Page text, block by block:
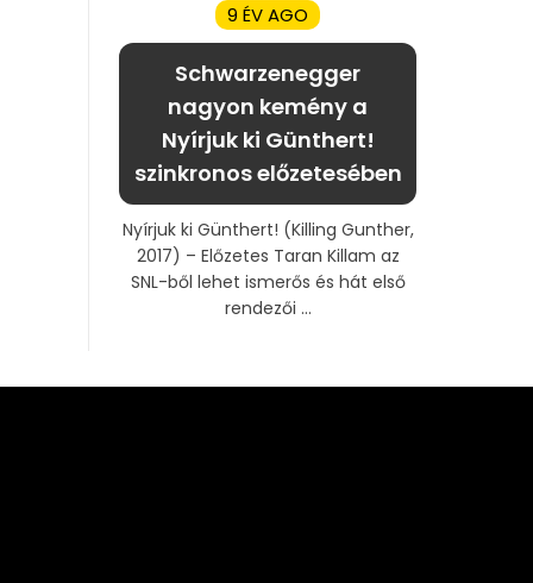
9 ÉV AGO
Schwarzenegger
nagyon kemény a
Nyírjuk ki Günthert!
szinkronos előzetesében
Nyírjuk ki Günthert! (Killing Gunther,
2017) – Előzetes Taran Killam az
SNL-ből lehet ismerős és hát első
rendezői ...